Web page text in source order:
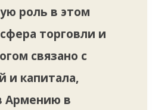
роль в этом
торговли и
связано с
и капитала,
Армению в